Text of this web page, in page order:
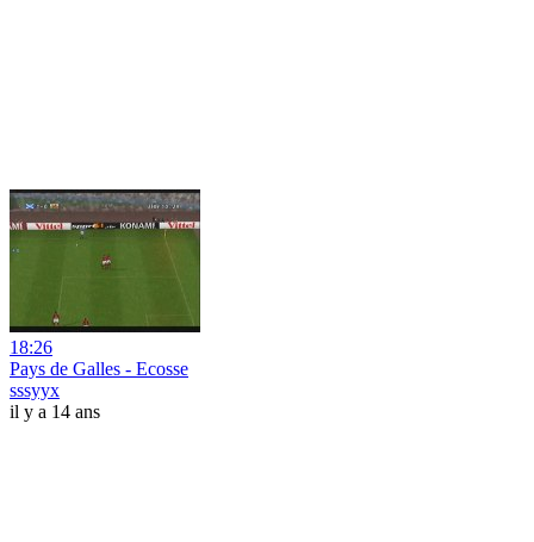
18:26
Pays de Galles - Ecosse
sssyyx
il y a 14 ans